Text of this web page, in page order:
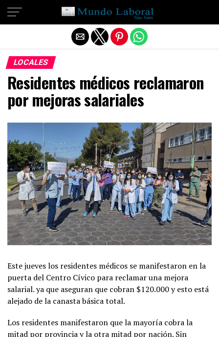
LOCALES
Residentes médicos reclamaron
por mejoras salariales
Este jueves los residentes médicos se manifestaron en la
puerta del Centro Cívico para reclamar una mejora
salarial. ya que aseguran que cobran $120.000 y esto está
alejado de la canasta básica total.
Los residentes manifestaron que la mayoría cobra la
mitad por provincia y la otra mitad por nación. Sin
Salir de la versión móvil